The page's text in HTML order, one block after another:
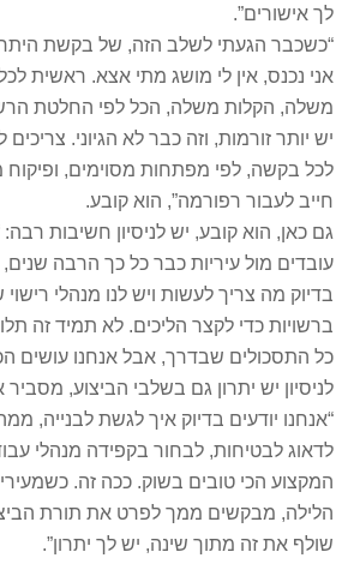
לך אישורים”.
“כשכבר הגעתי לשלב הזה, של בקשת
אני נכנס, אין לי מושג מתי אצא. ראשית
משלה, הקלות משלה, הכל לפי החלטת
יש יותר זורמות, וזה כבר לא הגיוני. צריכים
לכל בקשה, לפי מפתחות מסוימים, ופיקוח
חייב לעבור רפורמה”, הוא קובע.
גם כאן, הוא קובע, יש לניסיון חשיבות
עובדים מול עיריות כבר כל כך הרבה שנים,
בדיוק מה צריך לעשות ויש לנו מנהלי
ברשויות כדי לקצר הליכים. לא תמיד זה
כל התסכולים שבדרך, אבל אנחנו עושים
לניסיון יש יתרון גם בשלבי הביצוע,
“אנחנו יודעים בדיוק איך לגשת לבנייה,
לדאוג לבטיחות, לבחור בקפידה מנהלי
המקצוע הכי טובים בשוק. ככה זה.
הלילה, מבקשים ממך לפרט את תורת
שולף את זה מתוך שינה, יש לך יתרון”.